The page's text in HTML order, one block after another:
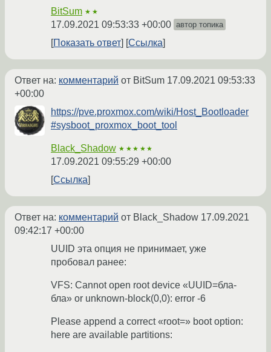
BitSum ★★
17.09.2021 09:53:33 +00:00 автор топика
Показать ответ Ссылка
Ответ на: комментарий от BitSum 17.09.2021 09:53:33
+00:00
https://pve.proxmox.com/wiki/Host_Bootloader
#sysboot_proxmox_boot_tool
Black_Shadow ★★★★★
17.09.2021 09:55:29 +00:00
Ссылка
Ответ на: комментарий от Black_Shadow 17.09.2021
09:42:17 +00:00
UUID эта опция не принимает, уже
пробовал ранее:
VFS: Cannot open root device «UUID=бла-
бла» or unknown-block(0,0): error -6
Please append a correct «root=» boot option:
here are available partitions: